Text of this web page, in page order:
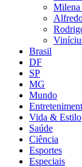
Milena
Brasil
DF
SP
MG
Mundo
Vida & Estilo
Saúde
Ciência
Esportes
Especiais